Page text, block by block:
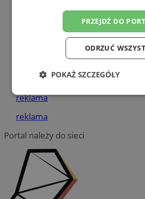
Pozostałe firmy w
Tworzenie stron
reklama
reklama
Portal należy do sieci
PRZEJDŹ DO
ODRZUĆ
POKAŻ SZCZEGÓŁY
Niezbędne Wydajność
Funkcjonalność